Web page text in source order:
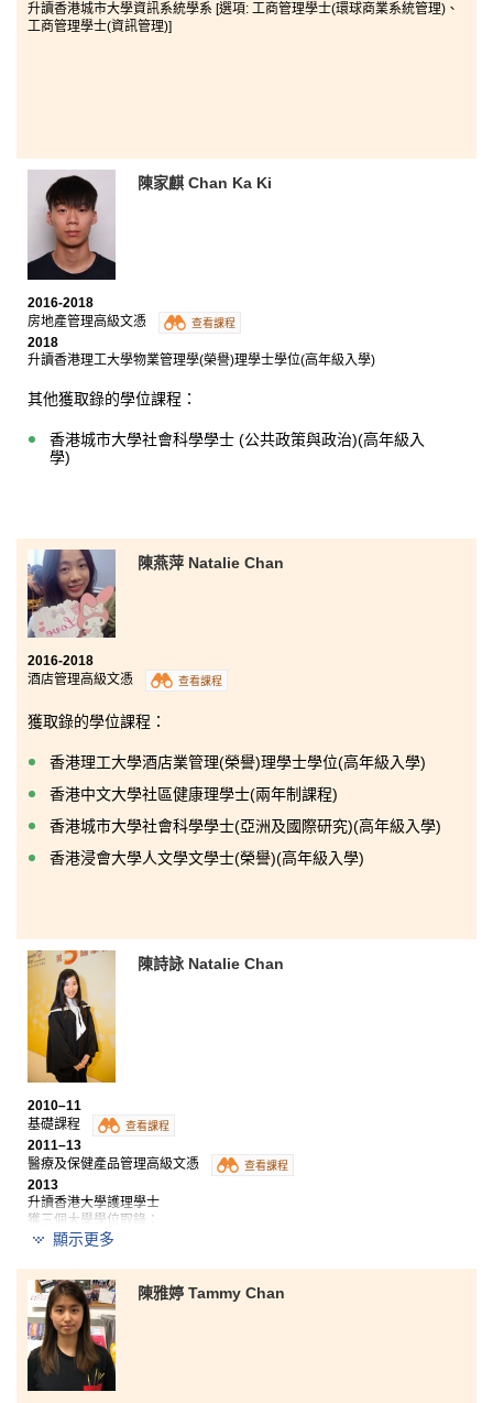
升讀香港城市大學資訊系統學系 [選項: 工商管理學士(環球商業系統管理)、
工商管理學士(資訊管理)]
陳家麒 Chan Ka Ki
2016-2018
房地產管理高級文憑
查看課程
2018
升讀香港理工大學物業管理學(榮譽)理學士學位(高年級入學)
其他獲取錄的學位課程：
香港城市大學社會科學學士 (公共政策與政治)(高年級入
學)
陳燕萍 Natalie Chan
2016-2018
酒店管理高級文憑
查看課程
獲取錄的學位課程：
香港理工大學酒店業管理(榮譽)理學士學位(高年級入學)
香港中文大學社區健康理學士(兩年制課程)
香港城市大學社會科學學士(亞洲及國際研究)(高年級入學)
香港浸會大學人文學文學士(榮譽)(高年級入學)
陳詩詠 Natalie Chan
2010–11
基礎課程
查看課程
2011–13
醫療及保健產品管理高級文憑
查看課程
2013
升讀香港大學護理學士
獲三個大學學位取錄：
- 香港大學護理學士
- 香港教育學院健康教育學士（榮譽）
獲政府「自資專上獎金計畫」頒發「卓越表現獎學金」
2018
現職註冊護士
課堂中學到的醫藥專業知識，讓我加深對藥理學的了
解，目標更清晰，獲益良多，希望能夠投身相關行業。
顯示更多
陳雅婷 Tammy Chan